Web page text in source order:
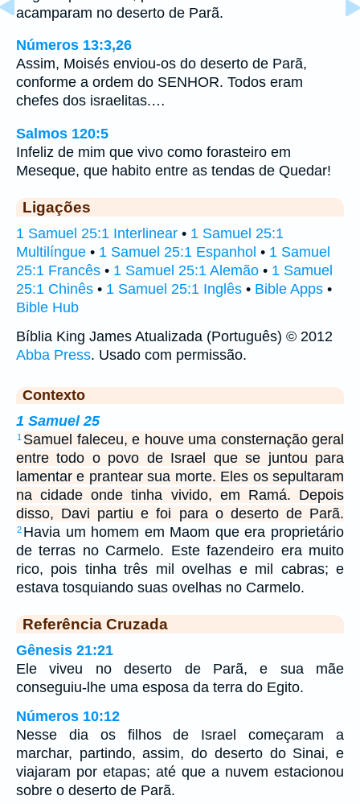
acamparam no deserto de Parã.
Números 13:3,26
Assim, Moisés enviou-os do deserto de Parã,
conforme a ordem do SENHOR. Todos eram
chefes dos israelitas.…
Salmos 120:5
Infeliz de mim que vivo como forasteiro em
Meseque, que habito entre as tendas de Quedar!
Ligações
1 Samuel 25:1 Interlinear • 1 Samuel 25:1
Multilíngue • 1 Samuel 25:1 Espanhol • 1 Samuel
25:1 Francês • 1 Samuel 25:1 Alemão • 1 Samuel
25:1 Chinês • 1 Samuel 25:1 Inglês • Bible Apps •
Bible Hub
Bíblia King James Atualizada (Português) © 2012
Abba Press. Usado com permissão.
Contexto
1 Samuel 25
1 Samuel faleceu, e houve uma consternação geral
entre todo o povo de Israel que se juntou para
lamentar e prantear sua morte. Eles os sepultaram
na cidade onde tinha vivido, em Ramá. Depois
disso, Davi partiu e foi para o deserto de Parã.
2 Havia um homem em Maom que era proprietário
de terras no Carmelo. Este fazendeiro era muito
rico, pois tinha três mil ovelhas e mil cabras; e
estava tosquiando suas ovelhas no Carmelo.
Referência Cruzada
Gênesis 21:21
Ele viveu no deserto de Parã, e sua mãe
conseguiu-lhe uma esposa da terra do Egito.
Números 10:12
Nesse dia os filhos de Israel começaram a
marchar, partindo, assim, do deserto do Sinai, e
viajaram por etapas; até que a nuvem estacionou
sobre o deserto de Parã.